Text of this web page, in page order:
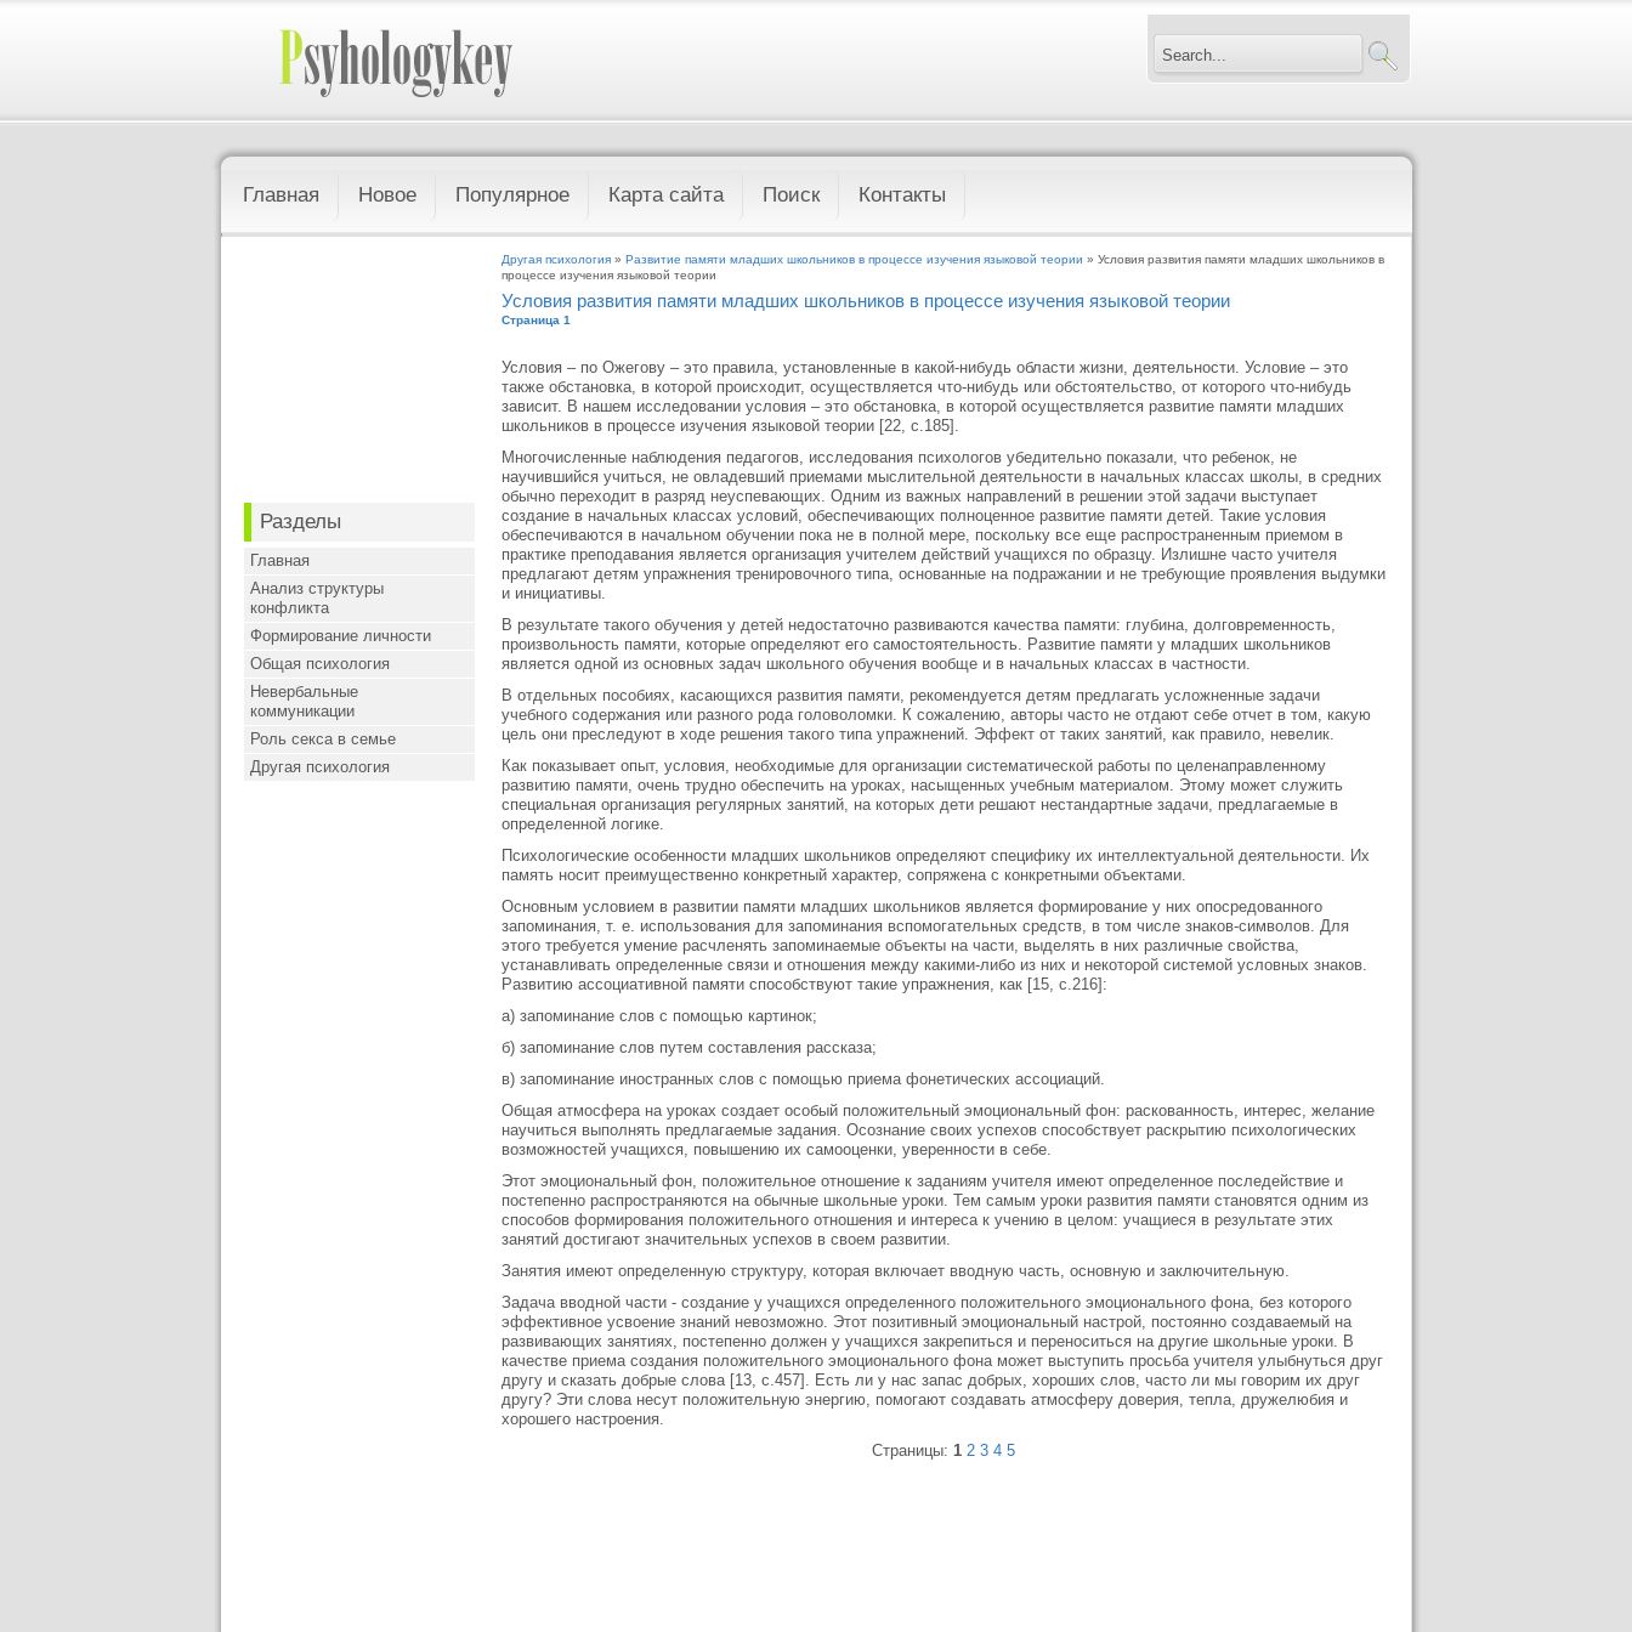
Главная Новое Популярное Карта сайта Поиск Контакты
Разделы
Главная
Анализ структуры
конфликта
Формирование личности
Общая психология
Невербальные
коммуникации
Роль секса в семье
Другая психология
Другая психология » Развитие памяти младших школьников в процессе изучения языковой теории » Условия развития памяти младших школьников в
процессе изучения языковой теории
Условия развития памяти младших школьников в процессе изучения языковой теории
Страница 1
Условия – по Ожегову – это правила, установленные в какой-нибудь области жизни, деятельности. Условие – это
также обстановка, в которой происходит, осуществляется что-нибудь или обстоятельство, от которого что-нибудь
зависит. В нашем исследовании условия – это обстановка, в которой осуществляется развитие памяти младших
школьников в процессе изучения языковой теории [22, с.185].
Многочисленные наблюдения педагогов, исследования психологов убедительно показали, что ребенок, не
научившийся учиться, не овладевший приемами мыслительной деятельности в начальных классах школы, в средних
обычно переходит в разряд неуспевающих. Одним из важных направлений в решении этой задачи выступает
создание в начальных классах условий, обеспечивающих полноценное развитие памяти детей. Такие условия
обеспечиваются в начальном обучении пока не в полной мере, поскольку все еще распространенным приемом в
практике преподавания является организация учителем действий учащихся по образцу. Излишне часто учителя
предлагают детям упражнения тренировочного типа, основанные на подражании и не требующие проявления выдумки
и инициативы.
В результате такого обучения у детей недостаточно развиваются качества памяти: глубина, долговременность,
произвольность памяти, которые определяют его самостоятельность. Развитие памяти у младших школьников
является одной из основных задач школьного обучения вообще и в начальных классах в частности.
В отдельных пособиях, касающихся развития памяти, рекомендуется детям предлагать усложненные задачи
учебного содержания или разного рода головоломки. К сожалению, авторы часто не отдают себе отчет в том, какую
цель они преследуют в ходе решения такого типа упражнений. Эффект от таких занятий, как правило, невелик.
Как показывает опыт, условия, необходимые для организации систематической работы по целенаправленному
развитию памяти, очень трудно обеспечить на уроках, насыщенных учебным материалом. Этому может служить
специальная организация регулярных занятий, на которых дети решают нестандартные задачи, предлагаемые в
определенной логике.
Психологические особенности младших школьников определяют специфику их интеллектуальной деятельности. Их
память носит преимущественно конкретный характер, сопряжена с конкретными объектами.
Основным условием в развитии памяти младших школьников является формирование у них опосредованного
запоминания, т. е. использования для запоминания вспомогательных средств, в том числе знаков-символов. Для
этого требуется умение расчленять запоминаемые объекты на части, выделять в них различные свойства,
устанавливать определенные связи и отношения между какими-либо из них и некоторой системой условных знаков.
Развитию ассоциативной памяти способствуют такие упражнения, как [15, с.216]:
а) запоминание слов с помощью картинок;
б) запоминание слов путем составления рассказа;
в) запоминание иностранных слов с помощью приема фонетических ассоциаций.
Общая атмосфера на уроках создает особый положительный эмоциональный фон: раскованность, интерес, желание
научиться выполнять предлагаемые задания. Осознание своих успехов способствует раскрытию психологических
возможностей учащихся, повышению их самооценки, уверенности в себе.
Этот эмоциональный фон, положительное отношение к заданиям учителя имеют определенное последействие и
постепенно распространяются на обычные школьные уроки. Тем самым уроки развития памяти становятся одним из
способов формирования положительного отношения и интереса к учению в целом: учащиеся в результате этих
занятий достигают значительных успехов в своем развитии.
Занятия имеют определенную структуру, которая включает вводную часть, основную и заключительную.
Задача вводной части - создание у учащихся определенного положительного эмоционального фона, без которого
эффективное усвоение знаний невозможно. Этот позитивный эмоциональный настрой, постоянно создаваемый на
развивающих занятиях, постепенно должен у учащихся закрепиться и переноситься на другие школьные уроки. В
качестве приема создания положительного эмоционального фона может выступить просьба учителя улыбнуться друг
другу и сказать добрые слова [13, с.457]. Есть ли у нас запас добрых, хороших слов, часто ли мы говорим их друг
другу? Эти слова несут положительную энергию, помогают создавать атмосферу доверия, тепла, дружелюбия и
хорошего настроения.
Страницы: 1 2 3 4 5